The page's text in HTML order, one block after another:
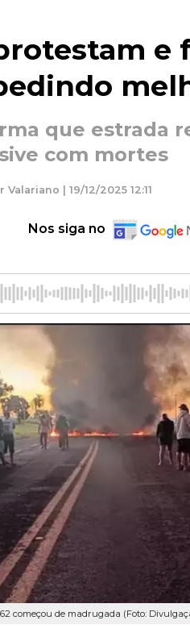
e
que estrada
com mortes
| 19/12/2025 12:11
Nos siga no
começou de madrugada (Foto: